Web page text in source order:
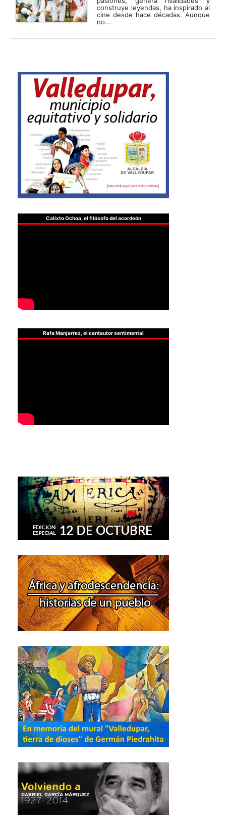
construye leyendas, ha inspirado al
cine desde hace décadas. Aunque
no...
Calixto Ochoa, el filósofo del acordeón
Rafa Manjarrez, el cantautor sentimental